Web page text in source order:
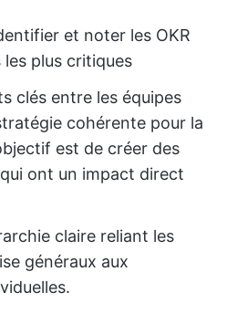
et noter les OKR
les plus critiques
clés entre les équipes
cohérente pour la
est de créer des
ont un impact direct
claire reliant les
généraux aux